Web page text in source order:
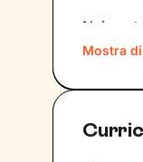
Nei
risorse
Questi
Mostra